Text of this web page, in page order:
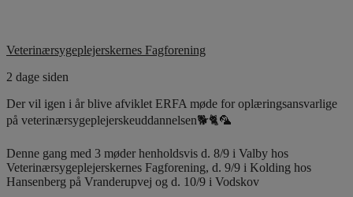
Veterinærsygeplejerskernes Fagforening
2 dage siden
Der vil igen i år blive afviklet ERFA møde for oplæringsansvarlige
på veterinærsygeplejerskeuddannelsen🐕🐈🦜
Denne gang med 3 møder henholdsvis d. 8/9 i Valby hos
Veterinærsygeplejerskernes Fagforening, d. 9/9 i Kolding hos
Hansenberg på Vranderupvej og d. 10/9 i Vodskov